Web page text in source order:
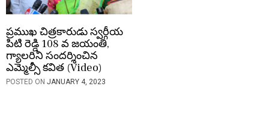
ప్రముఖ చిత్రకారుడు స్వర్గీయ
పిటి రెడ్డి 108 వ జయంతి,
గ్యాలరిని సందర్శించిన
ఎమ్మెల్సీ కవిత (Video)
POSTED ON JANUARY 4, 2023